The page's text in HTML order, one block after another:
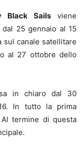
Black Sails viene
25 gennaio al 15
sul canale satellitare
al 27 ottobre dello
in chiaro dal 30
In tutto la prima
termine di questa